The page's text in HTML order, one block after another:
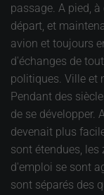
passage. A pied,
départ, et
avion et toujours
d'échanges de
politiques. Ville et
Pendant des
de se développer.
devenait plus
sont étendues,
d'emploi se sont
sont séparés des